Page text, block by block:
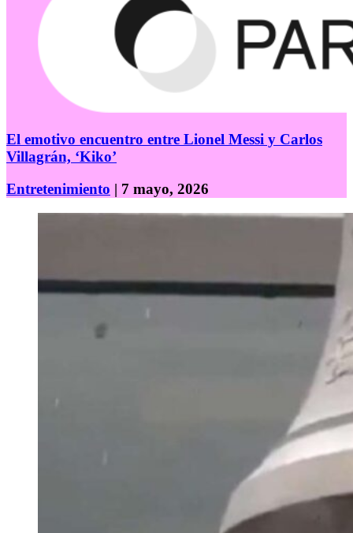
El emotivo encuentro entre Lionel Messi y Carlos
Villagrán, ‘Kiko’
Entretenimiento | 7 mayo, 2026